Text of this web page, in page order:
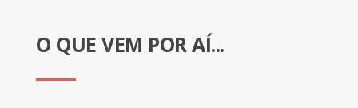
O QUE VEM POR AÍ...